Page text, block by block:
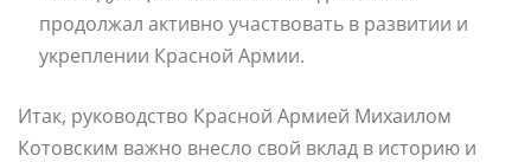
продолжал активно участвовать в развитии и
укреплении Красной Армии.
Итак, руководство Красной Армией Михаилом
Котовским важно внесло свой вклад в историю и